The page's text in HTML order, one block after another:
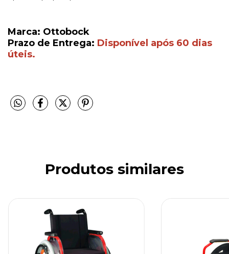
Marca: Ottobock
Prazo de Entrega: Disponível após 60 dias
úteis.
Produtos similares